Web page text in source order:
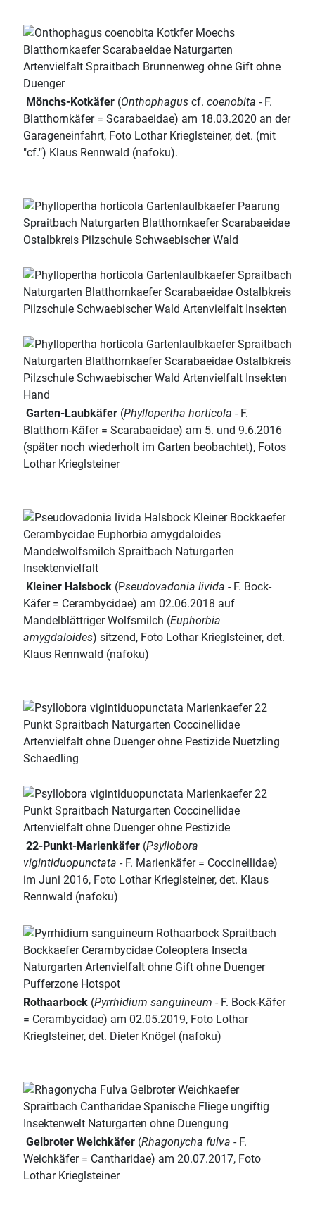
Mönchs-Kotkäfer (Onthophagus cf. coenobita - F.
Blatthornkäfer = Scarabaeidae) am 18.03.2020 an der
Garageneinfahrt, Foto Lothar Krieglsteiner, det. (mit
"cf.") Klaus Rennwald (nafoku).
Garten-Laubkäfer (Phyllopertha horticola - F.
Blatthorn-Käfer = Scarabaeidae) am 5. und 9.6.2016
(später noch wiederholt im Garten beobachtet), Fotos
Lothar Krieglsteiner
Kleiner Halsbock (Pseudovadonia livida - F. Bock-
Käfer = Cerambycidae) am 02.06.2018 auf
Mandelblättriger Wolfsmilch (Euphorbia
amygdaloides) sitzend, Foto Lothar Krieglsteiner, det.
Klaus Rennwald (nafoku)
22-Punkt-Marienkäfer (Psyllobora
vigintiduopunctata - F. Marienkäfer = Coccinellidae)
im Juni 2016, Foto Lothar Krieglsteiner, det. Klaus
Rennwald (nafoku)
Rothaarbock (Pyrrhidium sanguineum - F. Bock-Käfer
= Cerambycidae) am 02.05.2019, Foto Lothar
Krieglsteiner, det. Dieter Knögel (nafoku)
Gelbroter Weichkäfer (Rhagonycha fulva - F.
Weichkäfer = Cantharidae) am 20.07.2017, Foto
Lothar Krieglsteiner